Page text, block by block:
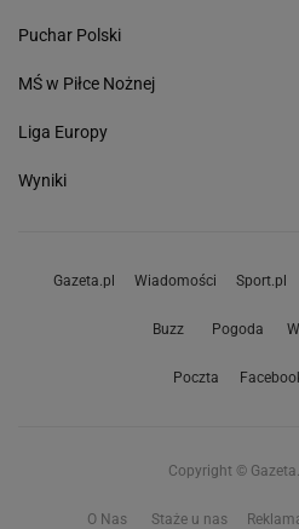
Puchar Polski
MŚ w Piłce Nożnej
Liga Europy
Wyniki
Gazeta.pl Wiadomości Sport.pl
Buzz Pogoda
Poczta
Copyright ©
O Nas Staże u nas